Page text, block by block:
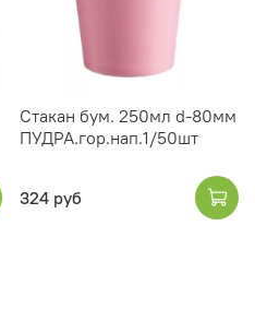
Стакан бум. 250мл d-80мм
ПУДРА.гор.нап.1/50шт
324 руб